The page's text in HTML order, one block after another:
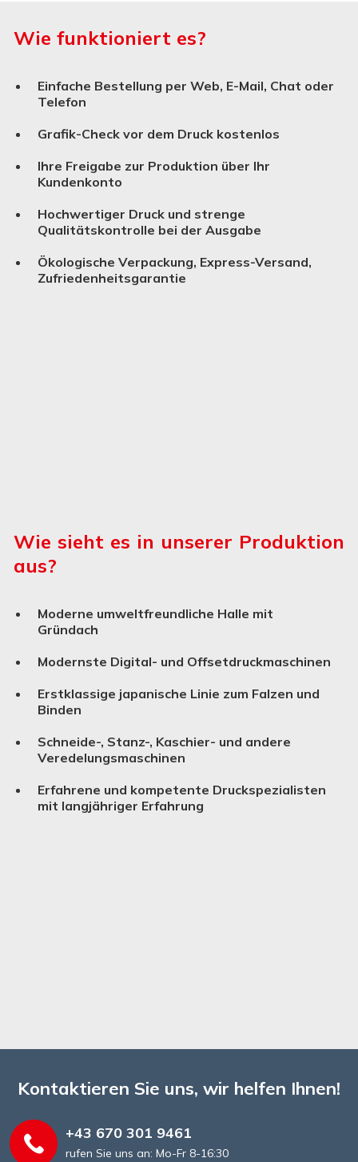
Wie funktioniert es?
Einfache Bestellung per Web, E-Mail, Chat oder
Telefon
Grafik-Check vor dem Druck kostenlos
Ihre Freigabe zur Produktion über Ihr
Kundenkonto
Hochwertiger Druck und strenge
Qualitätskontrolle bei der Ausgabe
Ökologische Verpackung, Express-Versand,
Zufriedenheitsgarantie
Wie sieht es in unserer Produktion
aus?
Moderne umweltfreundliche Halle mit
Gründach
Modernste Digital- und Offsetdruckmaschinen
Erstklassige japanische Linie zum Falzen und
Binden
Schneide-, Stanz-, Kaschier- und andere
Verede­lungs­ma­schinen
Erfahrene und kompetente Druckspezialisten
mit langjähriger Erfahrung
Kontaktieren Sie uns, wir helfen Ihnen!
+43 670 301 9461
rufen Sie uns an: Mo-Fr 8-16:30